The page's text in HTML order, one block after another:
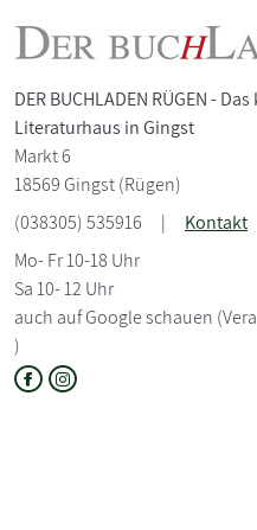
DER BUCHLADEN RÜGEN -
Literaturhaus in Gingst
Markt 6
18569 Gingst (Rügen)
(038305) 535916
|
Kontakt
Mo- Fr 10-18 Uhr
Sa 10- 12 Uhr
auch auf Google schauen
)